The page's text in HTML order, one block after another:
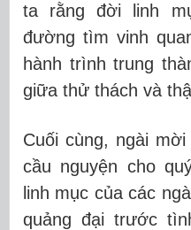
ta rằng đời linh
đường tìm vinh
hành trình trung
giữa thử thách và
Cuối cùng, ngài
cầu nguyện cho
linh mục của các
quảng đại trước